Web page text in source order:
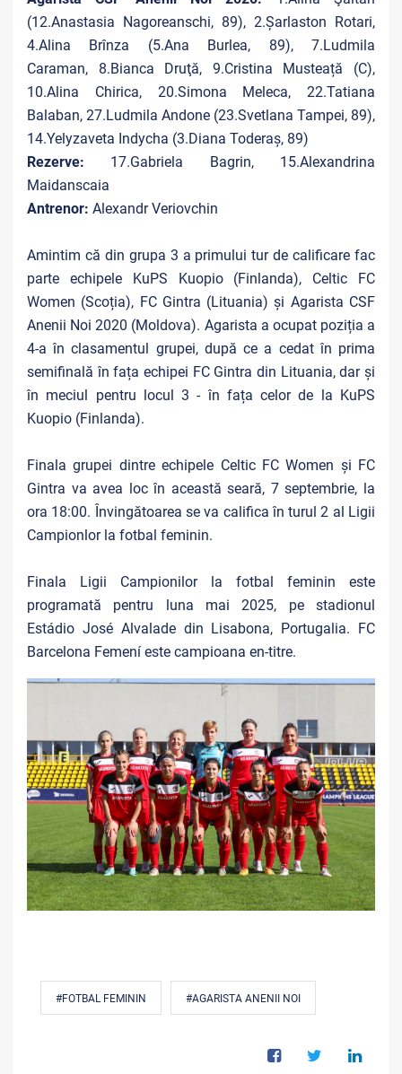
(12.Anastasia Nagoreanschi, 89), 2.Șarlaston Rotari,
4.Alina Brînza (5.Ana Burlea, 89), 7.Ludmila
Caraman, 8.Bianca Druţă, 9.Cristina Musteață (C),
10.Alina Chirica, 20.Simona Meleca, 22.Tatiana
Balaban, 27.Ludmila Andone (23.Svetlana Tampei, 89),
14.Yelyzaveta Indycha (3.Diana Toderaș, 89)
Rezerve: 17.Gabriela Bagrin, 15.Alexandrina
Maidanscaia
Antrenor: Alexandr Veriovchin
Amintim că din grupa 3 a primului tur de calificare fac
parte echipele KuPS Kuopio (Finlanda), Celtic FC
Women (Scoția), FC Gintra (Lituania) și Agarista CSF
Anenii Noi 2020 (Moldova). Agarista a ocupat poziția a
4-a în clasamentul grupei, după ce a cedat în prima
semifinală în fața echipei FC Gintra din Lituania, dar și
în meciul pentru locul 3 - în fața celor de la KuPS
Kuopio (Finlanda).
Finala grupei dintre echipele Celtic FC Women și FC
Gintra va avea loc în această seară, 7 septembrie, la
ora 18:00. Învingătoarea se va califica în turul 2 al Ligii
Campionlor la fotbal feminin.
Finala Ligii Campionilor la fotbal feminin este
programată pentru luna mai 2025, pe
stadionul
Estádio José Alvalade din Lisabona, Portugalia. FC
Barcelona Femení este campioana en-titre.
#FOTBAL FEMININ #AGARISTA ANENII NOI